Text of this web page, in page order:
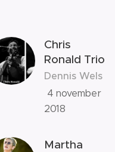
Chris
Ronald Trio
Dennis Wels
4 november
2018
Martha